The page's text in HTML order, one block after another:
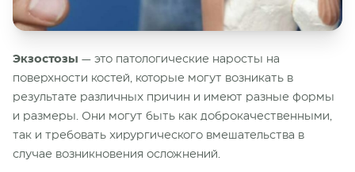
Экзостозы — это патологические наросты на
поверхности костей, которые могут возникать в
результате различных причин и имеют разные формы
и размеры. Они могут быть как доброкачественными,
так и требовать хирургического вмешательства в
случае возникновения осложнений.